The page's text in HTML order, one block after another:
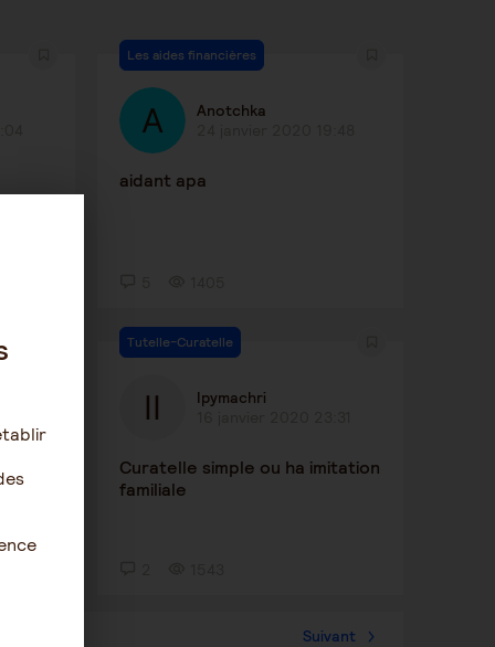
Les aides financières
Anotchka
aidant apa
Tutelle-Curatelle
Ipymachri
Curatelle simple ou ha imitation
familiale
Suivant